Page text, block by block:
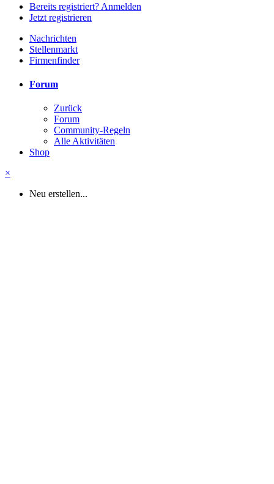
Bereits registriert? Anmelden
Jetzt registrieren
Nachrichten
Stellenmarkt
Firmenfinder
Forum
Zurück
Forum
Community-Regeln
Alle Aktivitäten
Shop
×
Neu erstellen...